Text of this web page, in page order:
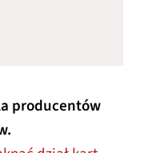
producentów